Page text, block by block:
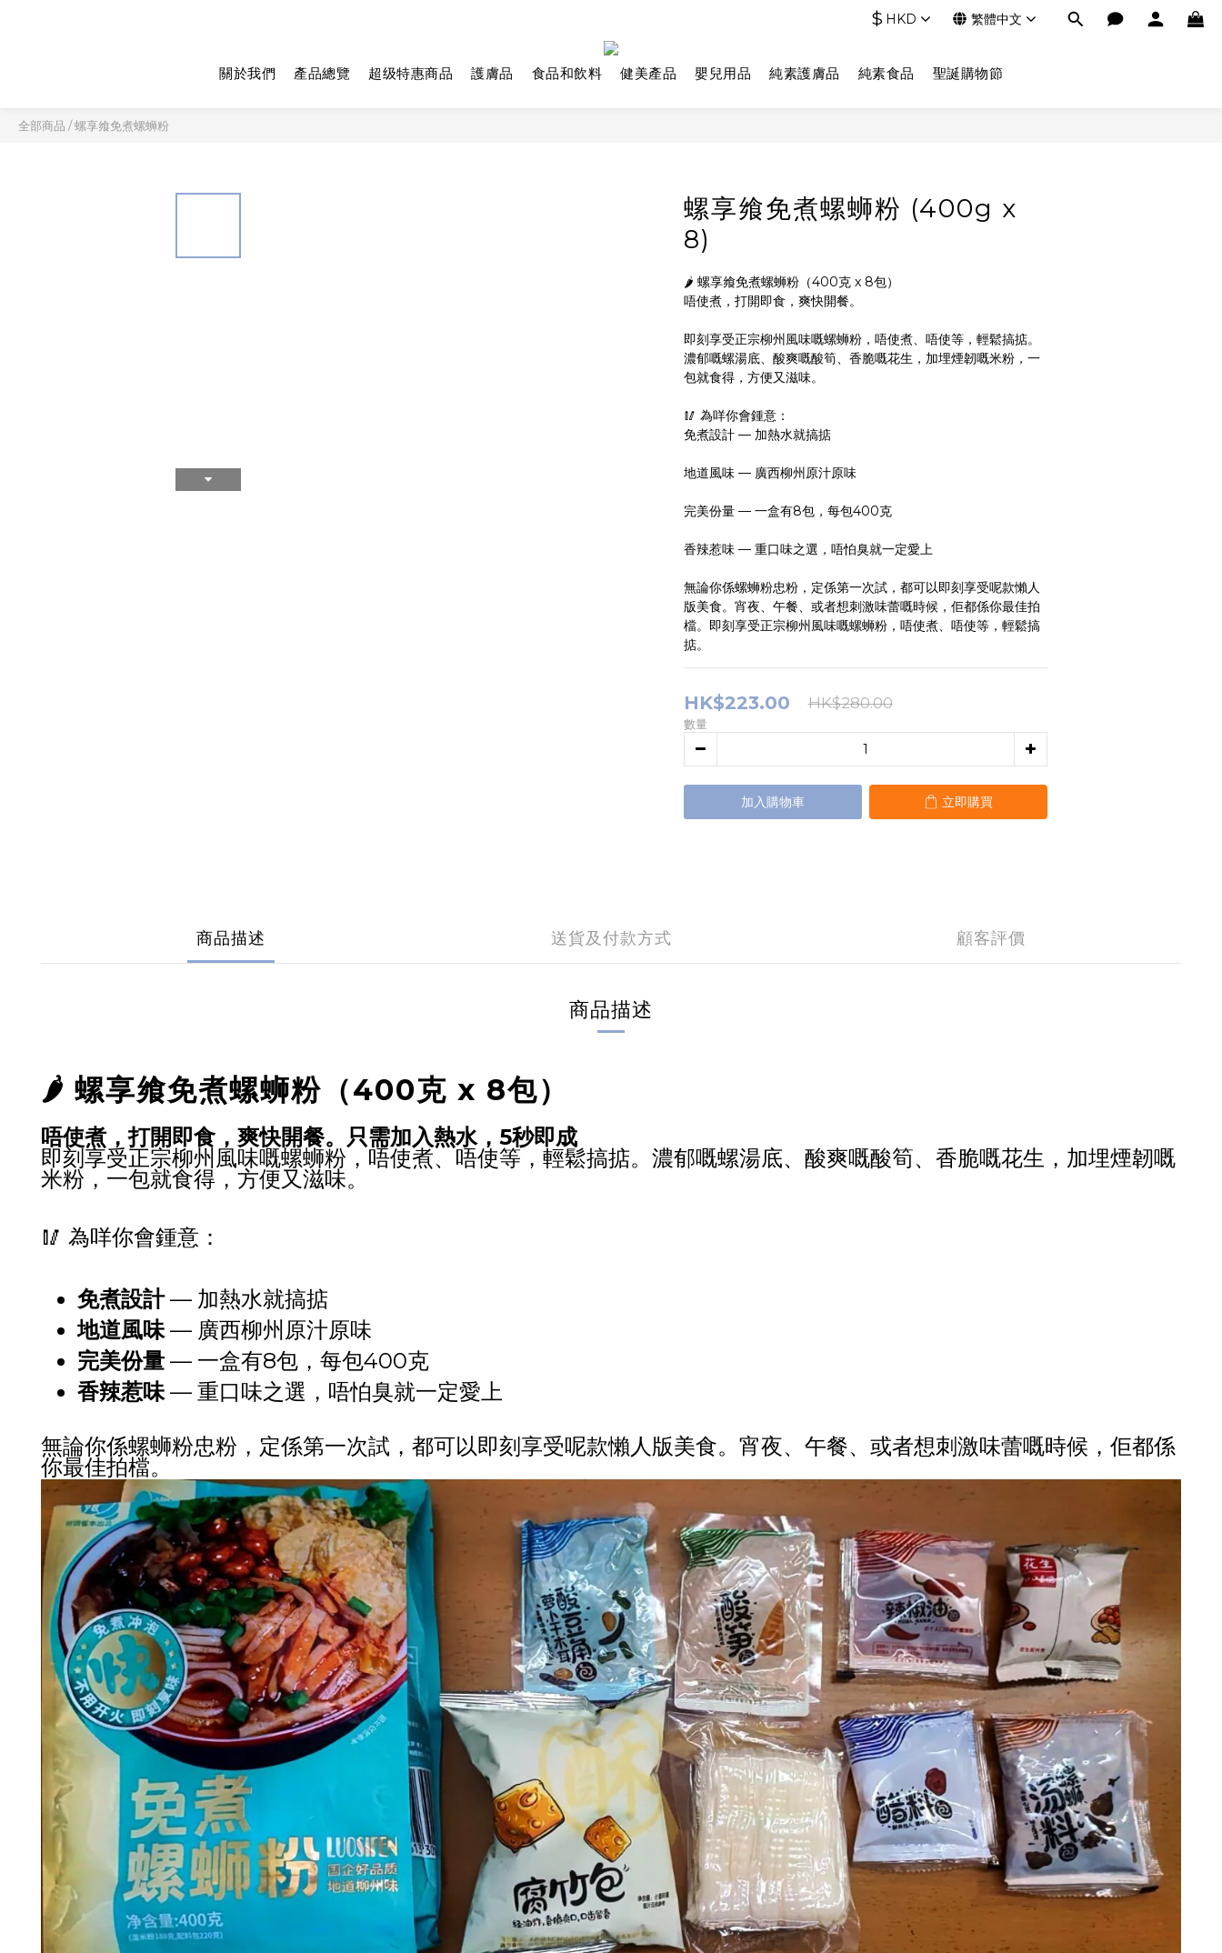
$ HKD 繁體中文
關於我們 產品總覽 超级特惠商品 護膚品 食品和飲料 健美產品 嬰兒用品 純素護膚品 純素食品 聖誕購物節
全部商品 /螺享飨免煮螺蛳粉
螺享飨免煮螺蛳粉 (400g x
8)
🌶️ 螺享飨免煮螺蛳粉（400克 x 8包）
唔使煮，打開即食，爽快開餐。
即刻享受正宗柳州風味嘅螺蛳粉，唔使煮、唔使等，輕鬆搞掂。
濃郁嘅螺湯底、酸爽嘅酸筍、香脆嘅花生，加埋煙韌嘅米粉，一
包就食得，方便又滋味。
🥢 為咩你會鍾意：
免煮設計 — 加熱水就搞掂
地道風味 — 廣西柳州原汁原味
完美份量 — 一盒有8包，每包400克
香辣惹味 — 重口味之選，唔怕臭就一定愛上
無論你係螺蛳粉忠粉，定係第一次試，都可以即刻享受呢款懶人
版美食。宵夜、午餐、或者想刺激味蕾嘅時候，佢都係你最佳拍
檔。即刻享受正宗柳州風味嘅螺蛳粉，唔使煮、唔使等，輕鬆搞
掂。
HK$223.00 HK$280.00
數量
加入購物車 立即購買
商品描述 送貨及付款方式 顧客評價
商品描述
🌶️ 螺享飨免煮螺蛳粉（400克 x 8包）
唔使煮，打開即食，爽快開餐。 只需加入熱水，5秒即成
即刻享受正宗柳州風味嘅螺蛳粉，唔使煮、唔使等，輕鬆搞掂。濃郁嘅螺湯底、酸爽嘅酸筍、香脆嘅花生，加埋煙韌嘅
米粉，一包就食得，方便又滋味。
🥢 為咩你會鍾意：
免煮設計— 加熱水就搞掂
地道風味— 廣西柳州原汁原味
完美份量 — 一盒有8包，每包400克
香辣惹味— 重口味之選，唔怕臭就一定愛上
無論你係螺蛳粉忠粉，定係第一次試，都可以即刻享受呢款懶人版美食。宵夜、午餐、或者想刺激味蕾嘅時候，佢都係
你最佳拍檔。